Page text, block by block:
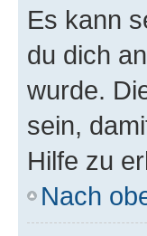
Es kann
du dich
wurde.
sein,
Hilfe zu
Nach